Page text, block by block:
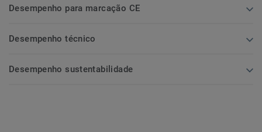
Desempenho para marcação CE
Desempenho técnico
Desempenho sustentabilidade